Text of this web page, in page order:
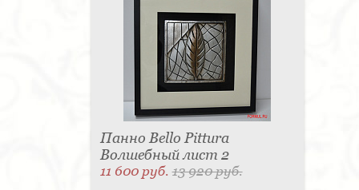
Панно Bello Pittura
Волшебный лист 2
11 600 руб.13 920 руб.